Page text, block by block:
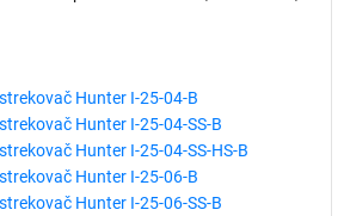
Hunter I-25-04-B
Hunter I-25-04-SS-B
Hunter I-25-04-SS-HS-B
Hunter I-25-06-B
Hunter I-25-06-SS-B